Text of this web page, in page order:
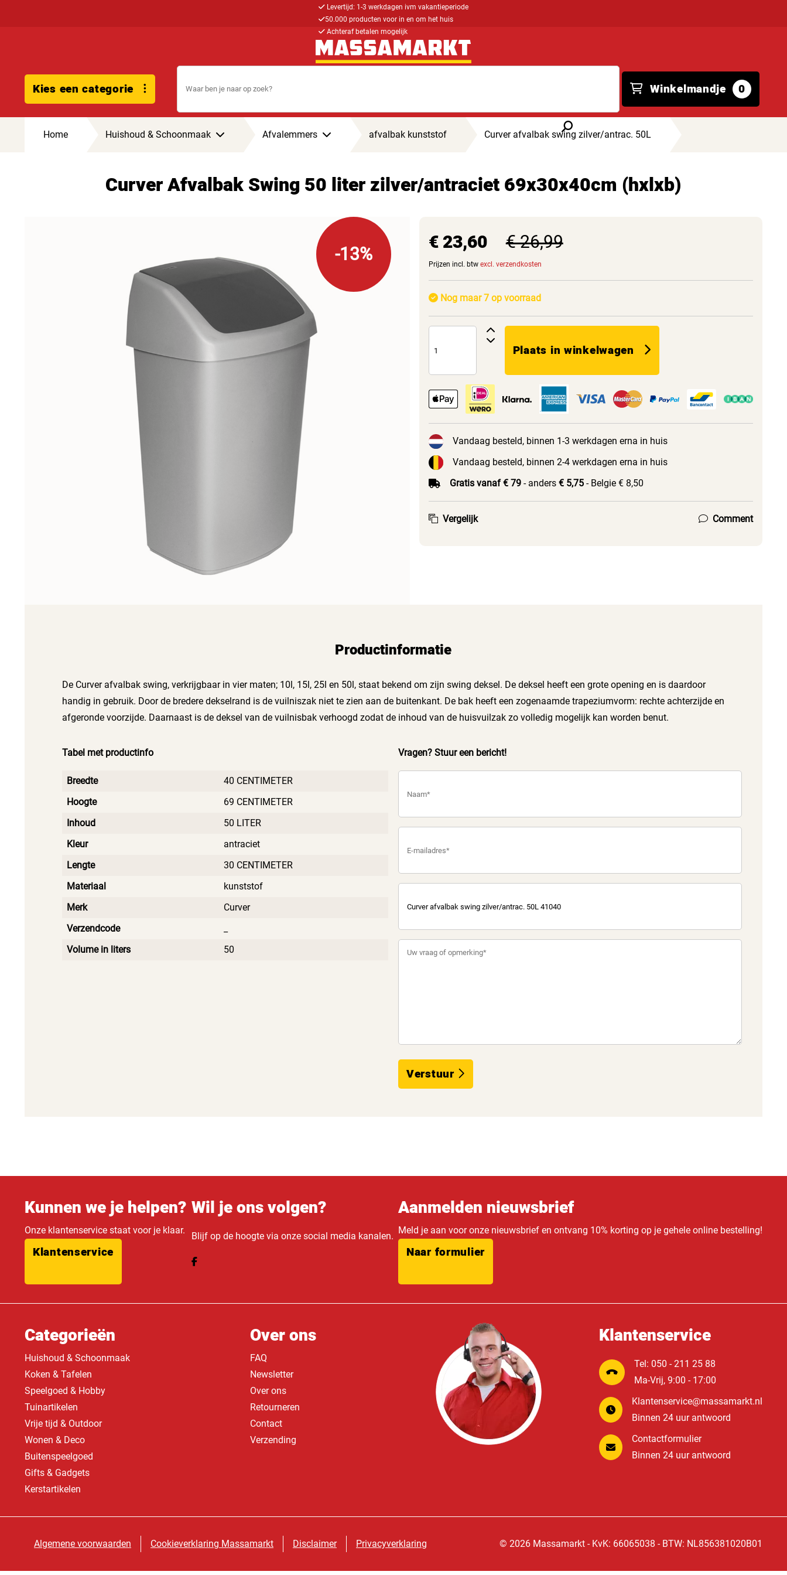
Levertijd: 1-3 werkdagen ivm vakantieperiode
50.000 producten voor in en om het huis
Achteraf betalen mogelijk
Kies een categorie Winkelmandje 0
Home Huishoud & Schoonmaak Afvalemmers afvalbak kunststof Curver afvalbak swing zilver/antrac. 50L
Curver Afvalbak Swing 50 liter zilver/antraciet 69x30x40cm (hxlxb)
-13% € 23,60 € 26,99
Prijzen incl. btw excl. verzendkosten
Nog maar 7 op voorraad
Plaats in winkelwagen
Vandaag besteld, binnen 1-3 werkdagen erna in huis
Vandaag besteld, binnen 2-4 werkdagen erna in huis
Gratis vanaf € 79- anders € 5,75- Belgie € 8,50
Vergelijk Comment
Productinformatie
De Curver afvalbak swing, verkrijgbaar in vier maten; 10l, 15l, 25l en 50l, staat bekend om zijn swing deksel. De deksel heeft een grote opening en is daardoor
handig in gebruik. Door de bredere dekselrand is de vuilniszak niet te zien aan de buitenkant. De bak heeft een zogenaamde trapeziumvorm: rechte achterzijde en
afgeronde voorzijde. Daarnaast is de deksel van de vuilnisbak verhoogd zodat de inhoud van de huisvuilzak zo volledig mogelijk kan worden benut.
Tabel met productinfo
Breedte
40 CENTIMETER
Hoogte
69 CENTIMETER
Inhoud
50 LITER
Kleur
antraciet
Lengte
30 CENTIMETER
Materiaal
kunststof
Merk
Curver
Verzendcode
Volume in liters
50
Vragen? Stuur een bericht!
Verstuur
Kunnen we je helpen?
Onze klantenservice staat voor je klaar.
Klantenservice
Wil je ons volgen?
Blijf op de hoogte via onze social media kanalen.
Aanmelden nieuwsbrief
Meld je aan voor onze nieuwsbrief en ontvang 10% korting op je gehele online bestelling!
Naar formulier
Categorieën
Huishoud & Schoonmaak
Koken & Tafelen
Speelgoed & Hobby
Tuinartikelen
Vrije tijd & Outdoor
Wonen & Deco
Buitenspeelgoed
Gifts & Gadgets
Kerstartikelen
Over ons
FAQ
Newsletter
Over ons
Retourneren
Contact
Verzending
Klantenservice
Tel: 050 - 211 25 88
Ma-Vrij, 9:00 - 17:00
Klantenservice@massamarkt.nl
Binnen 24 uur antwoord
Contactformulier
Binnen 24 uur antwoord
Algemene voorwaarden Cookieverklaring Massamarkt Disclaimer Privacyverklaring © 2026 Massamarkt - KvK: 66065038 - BTW: NL856381020B01